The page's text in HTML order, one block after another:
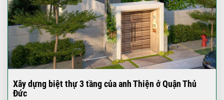
Xây dựng biệt thự 3 tầng của anh Thiện ở Quận Thủ
Đức